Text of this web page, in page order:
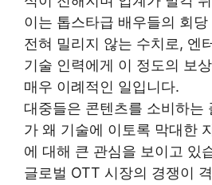
이는 톱스타급 배우들의 회
전혀 밀리지 않는 수치로, 엔
기술 인력에게 이 정도의 보
매우 이례적인 일입니다.
대중들은 콘텐츠를 소비하는
가 왜 기술에 이토록 막대한
에 대해 큰 관심을 보이고 있
글로벌 OTT 시장의 경쟁이